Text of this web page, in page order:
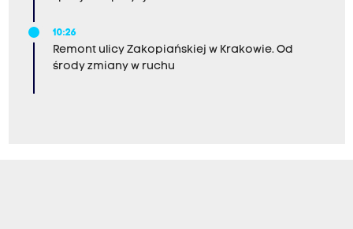
10:26
Remont ulicy Zakopiańskiej w Krakowie. Od
środy zmiany w ruchu